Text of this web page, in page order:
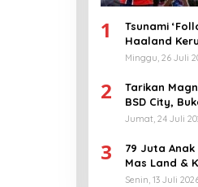
1
Tsunami
Haaland
Bikin Geger!
Minggu, 26 Juli
2
Tarikan
BSD City,
Jumat, 24 Juli
3
79 Juta
Mas Land &
Ratusan
Senin, 13 Juli